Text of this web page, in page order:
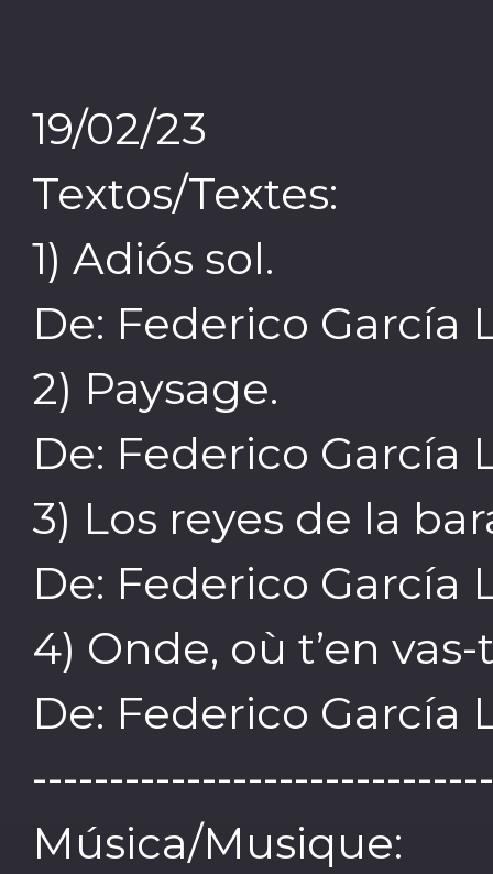
19/02/23
Textos/Textes:
1) Adiós sol.
De: Federico García
2) Paysage.
De: Federico García
3) Los reyes de la
De: Federico García
4) Onde, où t’en
De: Federico García
Música/Musique: